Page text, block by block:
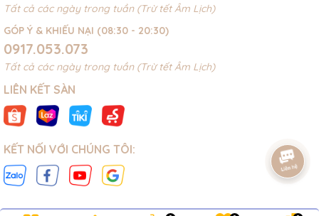
Tất cả các ngày trong tuần (Trừ tết Âm Lịch)
GÓP Ý & KHIẾU NẠI (08:30 - 20:30)
0917.053.073
Tất cả các ngày trong tuần (Trừ tết Âm Lịch)
LIÊN KẾT SÀN
KẾT NỐI VỚI CHÚNG TÔI: